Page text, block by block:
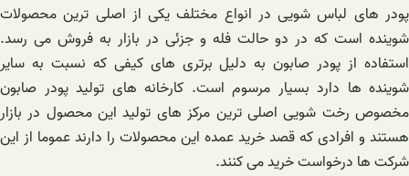
پودر های لباس شویی در انواع مختلف یکی از اصلی ترین محصولات
شوینده است که در دو حالت فله و جزئی در بازار به فروش می رسد.
استفاده از پودر صابون به دلیل برتری های کیفی که نسبت به سایر
شوینده ها دارد بسیار مرسوم است. کارخانه های تولید پودر صابون
مخصوص رخت شویی اصلی ترین مرکز های تولید این محصول در بازار
هستند و افرادی که قصد خرید عمده این محصولات را دارند عموما از این
شرکت ها درخواست خرید می کنند.